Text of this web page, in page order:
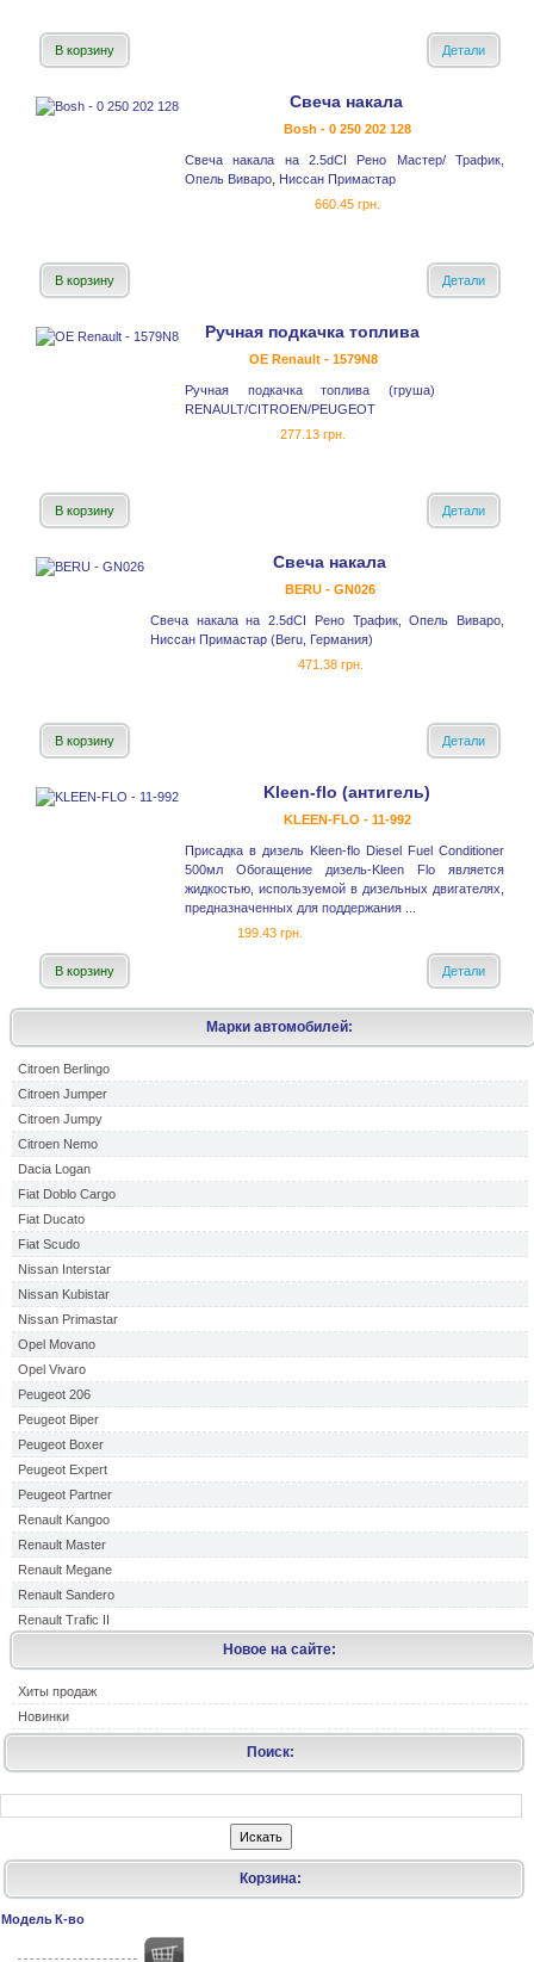
Марки автомобилей:
Citroen Berlingo
Citroen Jumper
Citroen Jumpy
Citroen Nemo
Dacia Logan
Fiat Doblo Cargo
Fiat Ducato
Fiat Scudo
Nissan Interstar
Nissan Kubistar
Nissan Primastar
Opel Movano
Opel Vivaro
Peugeot 206
Peugeot Biper
Peugeot Boxer
Peugeot Expert
Peugeot Partner
Renault Kangoo
Renault Master
Renault Megane
Renault Sandero
Renault Trafic II
Новое на сайте:
Хиты продаж
Новинки
В корзину Детали
Свеча накала
Bosh - 0 250 202 128
Свеча накала на 2.5dCI Рено Mастер/ Трафик,
Опель Виваро, Ниссан Примастар
660.45 грн.
В корзину Детали
Ручная подкачка топлива
OE Renault - 1579N8
Ручная подкачка топлива (груша)
RENAULT/CITROEN/PEUGEOT
277.13 грн.
В корзину Детали
Свеча накала
BERU - GN026
Свеча накала на 2.5dCI Рено Трафик, Опель Виваро,
Ниссан Примастар (Beru, Германия)
471.38 грн.
В корзину Детали
Kleen-flo (антигель)
KLEEN-FLO - 11-992
Присадка в дизель Kleen-flo Diesel Fuel Conditioner
500мл Обогащение дизель-Kleen Flo является
жидкостью, используемой в дизельных двигателях,
предназначенных для поддержания ...
199.43 грн.
В корзину Детали
Поиск:
Корзина:
Модель К-во